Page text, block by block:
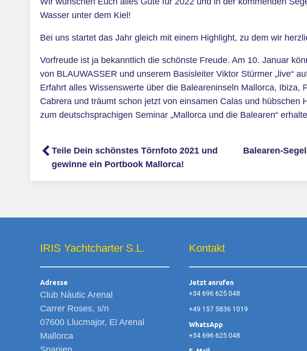
Wasser unter dem Kiel!
Bei uns startet das Jahr gleich mit einem Highlight, zu dem wir
Vorfreude ist ja bekanntlich die schönste Freude. Am 10. Januar
von BLAUWASSER und unserem Basisleiter Viktor Stürmer „live“
Erfahrt alles Wissenswerte über die Baleareninseln Mallorca, Ibiza,
Cabrera und träumt schon jetzt von einsamen Calas und hübschen
zum deutschsprachigen Seminar „Mallorca und die Balearen“
Teile Dein schönstes Törnfoto 2021 und
gewinne ein Portbook Mallorca!
Balearen-
IRIS Yachtcharter S.L.
Adresse
Club Nàutic Arenal
Carrer Roses, s/n
07600 Llucmajor, El Arenal
Mallorca
Kontakt
Jetzt anrufen
+34 696 625 048
+49 157 5836 1019
WhatsApp
+34 696 625 048